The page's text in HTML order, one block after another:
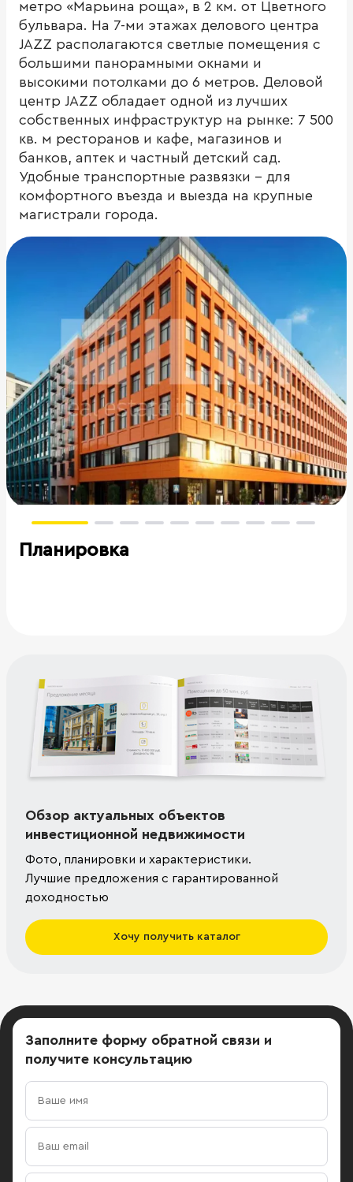
метро «Марьина роща», в 2 км. от Цветного
бульвара. На 7-ми этажах делового центра
JAZZ располагаются светлые помещения с
большими панорамными окнами и
высокими потолками до 6 метров. Деловой
центр JAZZ обладает одной из лучших
собственных инфраструктур на рынке: 7 500
кв. м ресторанов и кафе, магазинов и
банков, аптек и частный детский сад.
Удобные транспортные развязки – для
комфортного въезда и выезда на крупные
магистрали города.
Планировка
Обзор актуальных объектов
инвестиционной недвижимости
Фото, планировки и характеристики.
Лучшие предложения с гарантированной
доходностью
Хочу получить каталог
Заполните форму обратной связи и
получите консультацию